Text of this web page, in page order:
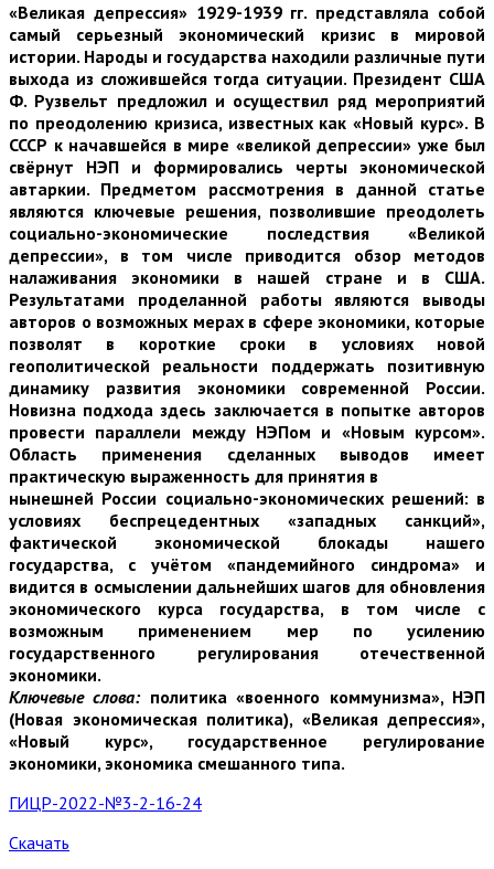
«Великая депрессия» 1929-1939 гг. представляла собой
самый серьезный экономический кризис в мировой
истории. Народы и государства находили различные пути
выхода из сложившейся тогда ситуации. Президент США
Ф. Рузвельт предложил и осуществил ряд мероприятий
по преодолению кризиса, известных как «Новый курс». В
СССР к начавшейся в мире «великой депрессии» уже был
свёрнут НЭП и формировались черты экономической
автаркии. Предметом рассмотрения в данной статье
являются ключевые решения, позволившие преодолеть
социально-экономические последствия «Великой
депрессии», в том числе приводится обзор методов
налаживания экономики в нашей стране и в США.
Результатами проделанной работы являются выводы
авторов о возможных мерах в сфере экономики, которые
позволят в короткие сроки в условиях новой
геополитической реальности поддержать позитивную
динамику развития экономики современной России.
Новизна подхода здесь заключается в попытке авторов
провести параллели между НЭПом и «Новым курсом».
Область применения сделанных выводов имеет
практическую выраженность для принятия в
нынешней России социально-экономических решений: в
условиях беспрецедентных «западных санкций»,
фактической экономической блокады нашего
государства, с учётом «пандемийного синдрома» и
видится в осмыслении дальнейших шагов для обновления
экономического курса государства, в том числе с
возможным применением мер по усилению
государственного регулирования отечественной
экономики.
Ключевые слова: политика «военного коммунизма», НЭП
(Новая экономическая политика), «Великая депрессия»,
«Новый курс», государственное регулирование
экономики, экономика смешанного типа.
ГИЦР-2022-№3-2-16-24
Скачать